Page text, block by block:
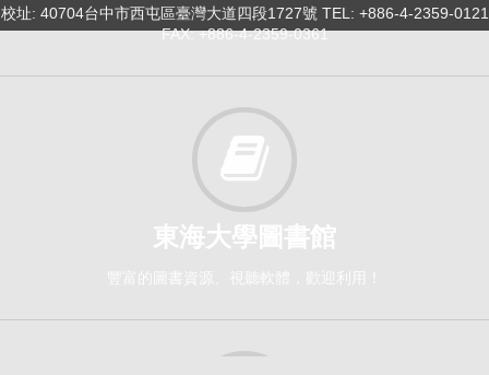
校址: 40704台中市西屯區臺灣大道四段1727號 TEL: +886-4-2359-0121
FAX: +886-4-2359-0361
東海大學圖書館
豐富的圖書資源、視聽軟體，歡迎利用！